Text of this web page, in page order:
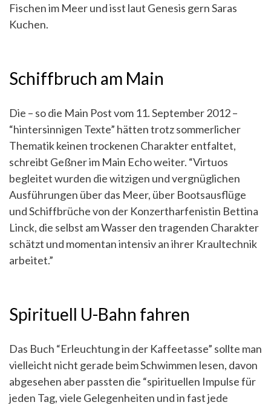
Fischen im Meer und isst laut Genesis gern Saras
Kuchen.
Schiffbruch am Main
Die – so die Main Post vom 11. September 2012 –
“hintersinnigen Texte” hätten trotz sommerlicher
Thematik keinen trockenen Charakter entfaltet,
schreibt Geßner im Main Echo weiter. “Virtuos
begleitet wurden die witzigen und vergnüglichen
Ausführungen über das Meer, über Bootsausflüge
und Schiffbrüche von der Konzertharfenistin Bettina
Linck, die selbst am Wasser den tragenden Charakter
schätzt und momentan intensiv an ihrer Kraultechnik
arbeitet.”
Spirituell U-Bahn fahren
Das Buch “Erleuchtung in der Kaffeetasse” sollte man
vielleicht nicht gerade beim Schwimmen lesen, davon
abgesehen aber passten die “spirituellen Impulse für
jeden Tag, viele Gelegenheiten und in fast jede